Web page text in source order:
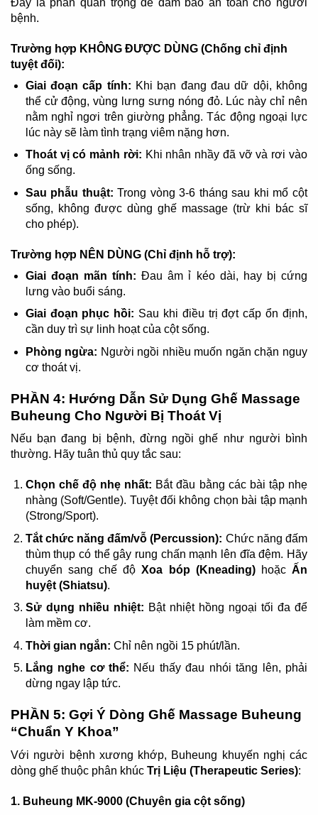
bệnh.
Trường hợp KHÔNG ĐƯỢC DÙNG (Chống chỉ định
tuyệt đối):
Giai đoạn cấp tính: Khi bạn đang đau dữ dội, không
thể cử động, vùng lưng sưng nóng đỏ. Lúc này chỉ nên
nằm nghỉ ngơi trên giường phẳng. Tác động ngoại lực
lúc này sẽ làm tình trạng viêm nặng hơn.
Thoát vị có mảnh rời: Khi nhân nhầy đã vỡ và rơi vào
ống sống.
Sau phẫu thuật: Trong vòng 3-6 tháng sau khi mổ cột
sống, không được dùng ghế massage (trừ khi bác sĩ
cho phép).
Trường hợp NÊN DÙNG (Chỉ định hỗ trợ):
Giai đoạn mãn tính: Đau âm ỉ kéo dài, hay bị cứng
lưng vào buổi sáng.
Giai đoạn phục hồi: Sau khi điều trị đợt cấp ổn định,
cần duy trì sự linh hoạt của cột sống.
Phòng ngừa: Người ngồi nhiều muốn ngăn chặn nguy
cơ thoát vị.
PHẦN 4: Hướng Dẫn Sử Dụng Ghế Massage
Buheung Cho Người Bị Thoát Vị
Nếu bạn đang bị bệnh, đừng ngồi ghế như người bình
thường. Hãy tuân thủ quy tắc sau:
Chọn chế độ nhẹ nhất: Bắt đầu bằng các bài tập nhẹ
nhàng (Soft/Gentle). Tuyệt đối không chọn bài tập mạnh
(Strong/Sport).
Tắt chức năng đấm/vỗ (Percussion): Chức năng đấm
thùm thụp có thể gây rung chấn mạnh lên đĩa đệm. Hãy
chuyển sang chế độXoa bóp (Kneading)hoặcẤn
huyệt (Shiatsu).
Sử dụng nhiều nhiệt: Bật nhiệt hồng ngoại tối đa để
làm mềm cơ.
Thời gian ngắn: Chỉ nên ngồi 15 phút/lần.
Lắng nghe cơ thể: Nếu thấy đau nhói tăng lên, phải
dừng ngay lập tức.
PHẦN 5: Gợi Ý Dòng Ghế Massage Buheung
“Chuẩn Y Khoa”
Với người bệnh xương khớp, Buheung khuyến nghị các
dòng ghế thuộc phân khúc Trị Liệu (Therapeutic Series):
1. Buheung MK-9000 (Chuyên gia cột sống)